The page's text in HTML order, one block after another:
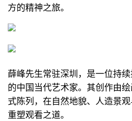
方的精神之旅。
薛峰先生常驻深圳，是一位持
的中国当代艺术家。其创作由
式陈列，在自然地貌、人造景
重塑观看之道。